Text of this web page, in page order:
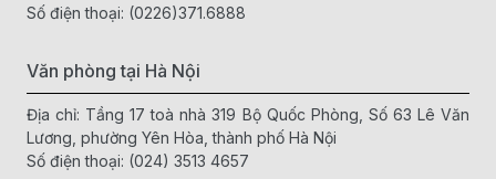
Số điện thoại: (0226)371.6888
Văn phòng tại Hà Nội
Địa chỉ: Tầng 17 toà nhà 319 Bộ Quốc Phòng, Số 63 Lê Văn
Lương, phường Yên Hòa, thành phố Hà Nội
Số điện thoại: (024) 3513 4657